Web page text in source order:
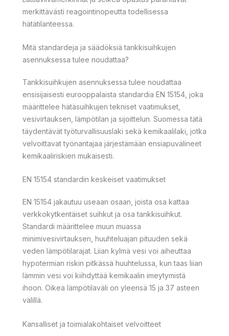
merkittävästi reagointinopeutta todellisessa
hätätilanteessa.
Mitä standardeja ja säädöksiä tankkisuihkujen
asennuksessa tulee noudattaa?
Tankkisuihkujen asennuksessa tulee noudattaa
ensisijaisesti eurooppalaista standardia EN 15154, joka
määrittelee hätäsuihkujen tekniset vaatimukset,
vesivirtauksen, lämpötilan ja sijoittelun. Suomessa tätä
täydentävät työturvallisuuslaki sekä kemikaalilaki, jotka
velvoittavat työnantajaa järjestämään ensiapuvälineet
kemikaaliriskien mukaisesti.
EN 15154 standardin keskeiset vaatimukset
EN 15154 jakautuu useaan osaan, joista osa kattaa
verkkokytkentäiset suihkut ja osa tankkisuihkut.
Standardi määrittelee muun muassa
minimivesivirtauksen, huuhteluajan pituuden sekä
veden lämpötilarajat. Liian kylmä vesi voi aiheuttaa
hypotermian riskin pitkässä huuhtelussa, kun taas liian
lämmin vesi voi kiihdyttää kemikaalin imeytymistä
ihoon. Oikea lämpötilaväli on yleensä 15 ja 37 asteen
välillä.
Kansalliset ja toimialakohtaiset velvoitteet